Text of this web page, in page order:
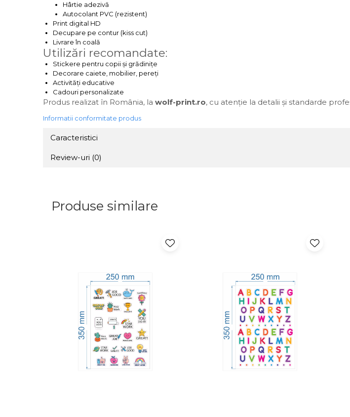
Hârtie adezivă
Autocolant PVC (rezistent)
Print digital HD
Decupare pe contur (kiss cut)
Livrare în coală
Utilizări recomandate:
Stickere pentru copii și grădinițe
Decorare caiete, mobilier, pereți
Activități educative
Cadouri personalizate
Produs realizat în România, la wolf-print.ro, cu atenție la detalii și standarde
Informatii conformitate produs
Caracteristici
Review-uri (0)
Produse similare